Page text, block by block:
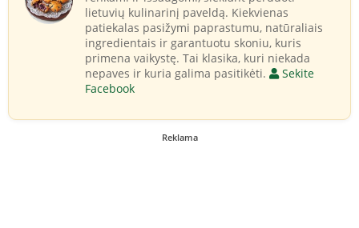
lietuvių kulinarinį paveldą. Kiekvienas
patiekalas pasižymi paprastumu, natūraliais
ingredientais ir garantuotu skoniu, kuris
primena vaikystę. Tai klasika, kuri niekada
nepaves ir kuria galima pasitikėti.
Sekite
Facebook
Reklama